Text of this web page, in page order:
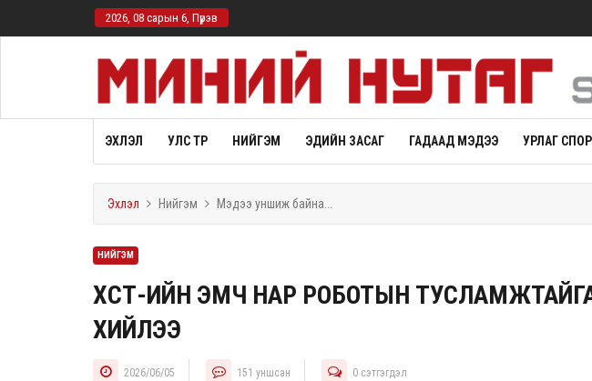
2026, 08 сарын 6, Пүрэв
ЭХЛЭЛ УЛС ТӨР НИЙГЭМ ЭДИЙН ЗАСАГ ГАДААД МЭДЭЭ УРЛАГ
Эхлэл Нийгэм Мэдээ уншиж байна...
НИЙГЭМ
ХСҮТ-ИЙН ЭМЧ НАР РОБОТЫН
ХИЙЛЭЭ
2026/06/05 151 уншсан 0 сэтгэгдэл